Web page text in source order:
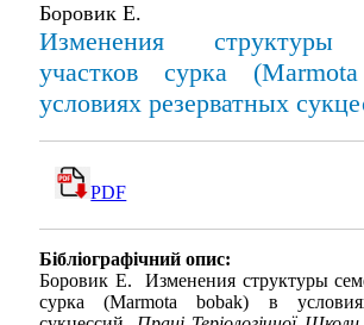
Боровик Е.
Изменения структуры
участков сурка
условиях резерватных
PDF
Бібліографічний опис:
Боровик Е. Изменения структуры
сурка (Marmota bobak) в